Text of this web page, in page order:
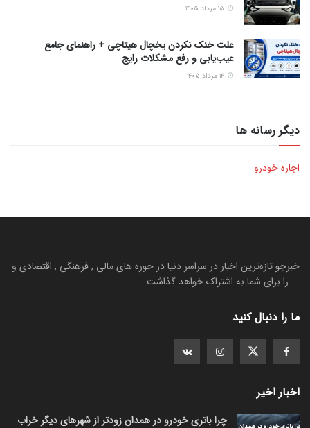
علت خنک نکردن یخچال هیتاچی + راهنمای جامع
عیب‌یابی و رفع مشکلات رایج
دیگر رسانه ها
اجاره خودرو
خبرجو تازه‌ترین اخبار در سراسر دنیا در حوره های مالی , فرهنگی , اقتصادی و
... را برای شما به اشتراک خواهد گذاشت.
ما را دنبال کنید
اخبار اخیر
چرا باتری خودرو در همدان زودتر از شهرهای دیگر خراب